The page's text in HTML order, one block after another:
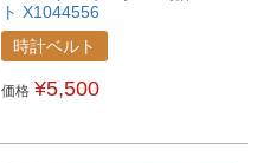
ト X1044556
時計ベルト
価格 ¥5,500